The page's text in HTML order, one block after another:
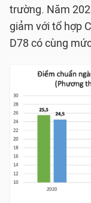
trường. Năm
giảm với tổ hợp
D78 có cùng